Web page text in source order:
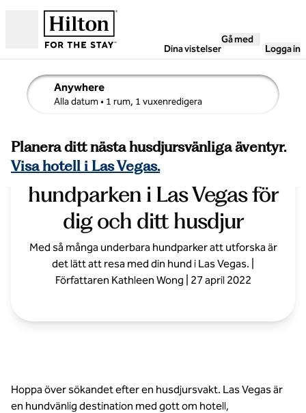
Dina vistelser
Gå med
Logga in
Anywhere
Alla datum• 1 rum, 1 vuxenredigera
sökinformation , Alla datum, 1 rum, 1 vuxen
Planera ditt nästa husdjursvänliga äventyr.
Visa hotell i Las Vegas.
Hitta den perfekta
hundparken i Las Vegas för
dig och ditt husdjur
Med så många underbara hundparker att utforska är
det lätt att resa med din hund i Las Vegas. |
Författaren Kathleen Wong | 27 april 2022
Hoppa över sökandet efter en husdjursvakt. Las Vegas är
en hundvänlig destination med gott om hotell,